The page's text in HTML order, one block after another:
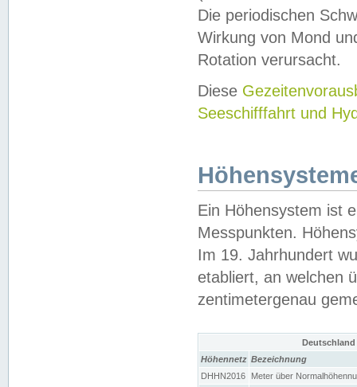
Die periodischen
Wirkung von Mond
Rotation verursacht.
Diese
Seeschifffahrt und
Ein Höhensystem ist
Messpunkten.
Im 19. Jahrhundert
etabliert, an welchen
zentimetergenau
Höhennetz Bezeichnung
DHHN2016
Meter über